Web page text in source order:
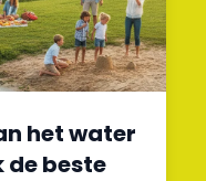
het water
de beste